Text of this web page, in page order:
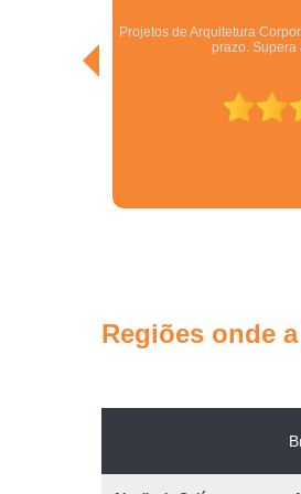
Excelentes. São
do ramo no
Regiões onde